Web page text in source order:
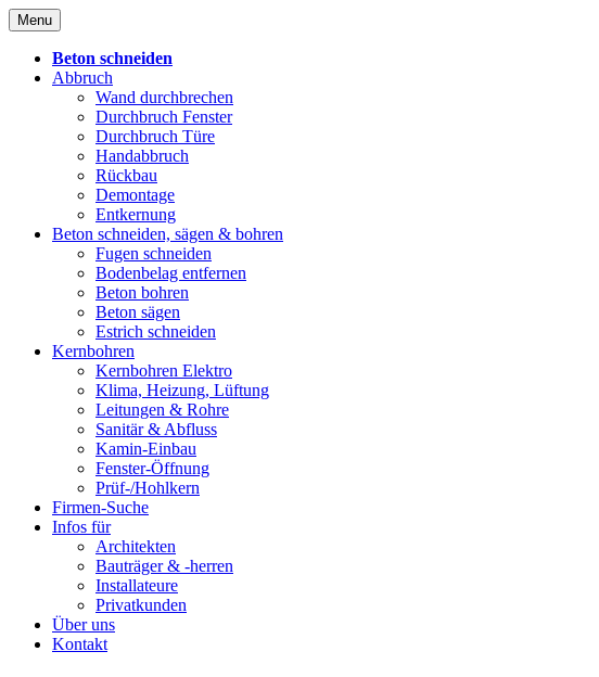
Skip
to
content
Menu
Beton schneiden
Abbruch
Wand durchbrechen
Durchbruch Fenster
Durchbruch Türe
Handabbruch
Rückbau
Demontage
Entkernung
Beton schneiden, sägen & bohren
Fugen schneiden
Bodenbelag entfernen
Beton bohren
Beton sägen
Estrich schneiden
Kernbohren
Kernbohren Elektro
Klima, Heizung, Lüftung
Leitungen & Rohre
Sanitär & Abfluss
Kamin-Einbau
Fenster-Öffnung
Prüf-/Hohlkern
Firmen-Suche
Infos für
Architekten
Bauträger & -herren
Installateure
Privatkunden
Über uns
Kontakt